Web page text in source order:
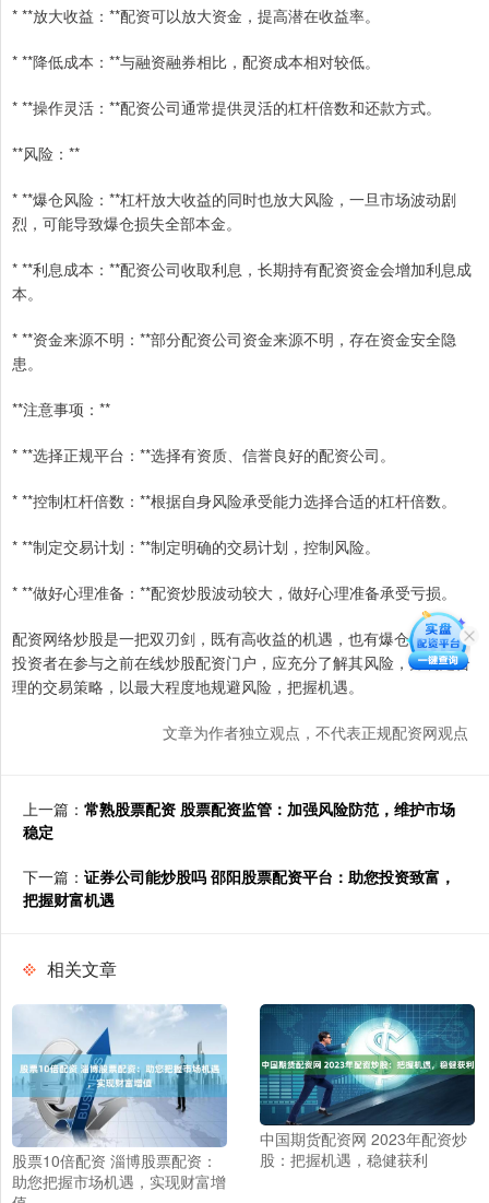
* **放大收益：**配资可以放大资金，提高潜在收益率。
* **降低成本：**与融资融券相比，配资成本相对较低。
* **操作灵活：**配资公司通常提供灵活的杠杆倍数和还款方式。
**风险：**
* **爆仓风险：**杠杆放大收益的同时也放大风险，一旦市场波动剧
烈，可能导致爆仓损失全部本金。
* **利息成本：**配资公司收取利息，长期持有配资资金会增加利息成
本。
* **资金来源不明：**部分配资公司资金来源不明，存在资金安全隐
患。
**注意事项：**
* **选择正规平台：**选择有资质、信誉良好的配资公司。
* **控制杠杆倍数：**根据自身风险承受能力选择合适的杠杆倍数。
* **制定交易计划：**制定明确的交易计划，控制风险。
* **做好心理准备：**配资炒股波动较大，做好心理准备承受亏损。
配资网络炒股是一把双刃剑，既有高收益的机遇，也有爆仓的风险。
投资者在参与之前在线炒股配资门户，应充分了解其风险，并制定合
理的交易策略，以最大程度地规避风险，把握机遇。
文章为作者独立观点，不代表正规配资网观点
上一篇： 常熟股票配资 股票配资监管：加强风险防范，维护市场
稳定
下一篇： 证券公司能炒股吗 邵阳股票配资平台：助您投资致富，
把握财富机遇
相关文章
股票10倍配资 淄博股票配资：
助您把握市场机遇，实现财富增
中国期货配资网 2023年配资炒
股：把握机遇，稳健获利